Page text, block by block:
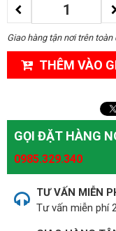
Giao hàng tận nơi trên toàn
THÊM VÀO
GỌI ĐẶT HÀNG
0985.329.340
TƯ VẤN MIỄN
Tư vấn miễn phí